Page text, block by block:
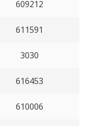
609212
611591
3030
616453
610006